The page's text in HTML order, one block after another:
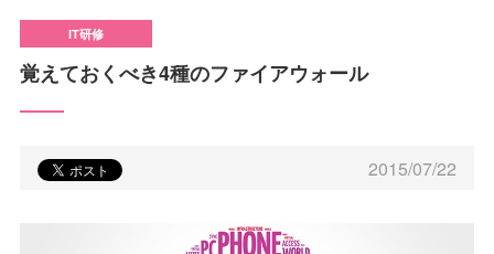
覚えておくべき4種のファイアウォール
2015/07/22